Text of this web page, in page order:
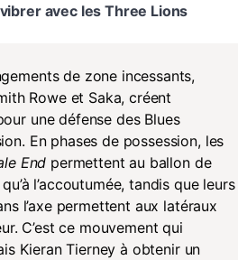
avec les Three Lions
de zone incessants,
Rowe et Saka, créent
une défense des Blues
En phases de possession, les
End permettent au ballon de
l’accoutumée, tandis que leurs
l’axe permettent aux latéraux
C’est ce mouvement qui
Kieran Tierney à obtenir un